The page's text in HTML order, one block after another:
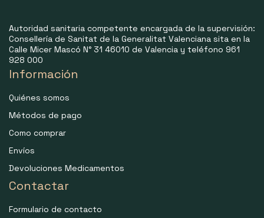
Autoridad sanitaria competente encargada de la supervisión:
Consellería de Sanitat de la Generalitat Valenciana sita en la
Calle Micer Mascó N° 31 46010 de Valencia y teléfono 961
928 000
Información
Quiénes somos
Métodos de pago
Como comprar
Envíos
Devoluciones Medicamentos
Contactar
Formulario de contacto